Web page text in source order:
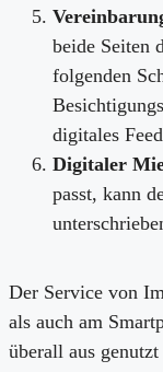
beide Seiten
folgenden
digitales
Digitaler
passt, kann
Der Service von
als auch am
überall aus